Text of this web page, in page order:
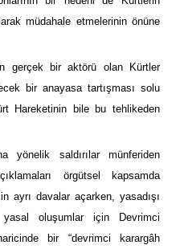
müdahale etmelerinin önüne
gerçek bir aktörü olan Kürtler
bir anayasa tartışması solu
Hareketinin bile bu tehlikeden
yönelik saldırılar münferiden
örgütsel kapsamda
ayrı davalar açarken, yasadışı
oluşumlar için Devrimci
bir “devrimci karargâh